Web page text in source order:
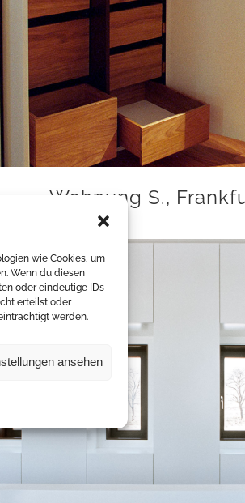
wie Cookies, um
Wenn du diesen
oder eindeutige IDs
erteilst oder
werden.
ansehen
Wohnung S.,